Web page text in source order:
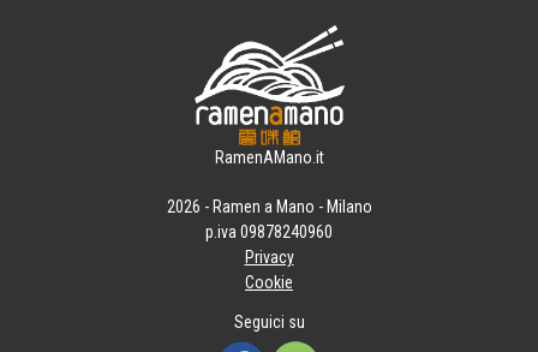
RamenAMano.it
2026 - Ramen a Mano - Milano
p.iva 09878240960
Privacy
Cookie
Seguici su